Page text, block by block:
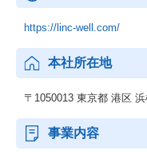
https://linc-well.com/
本社所在地
〒1050013 東京都 港区
事業内容